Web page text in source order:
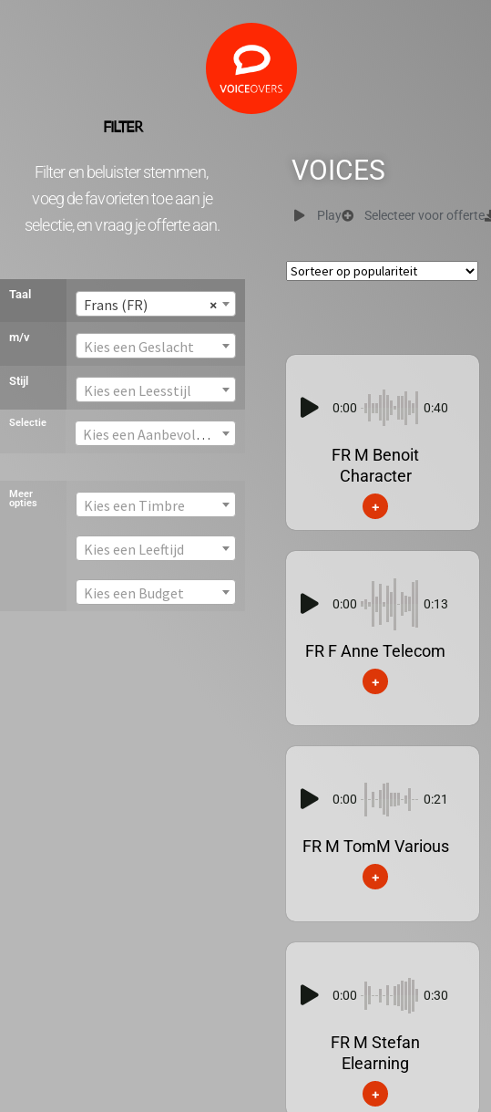
FILTER
Filter en beluister stemmen,
voeg de favorieten toe aan je
selectie, en vraag je offerte aan.
Taal
×
Frans (FR)
m/v
Kies een Geslacht
Stijl
Kies een Leesstijl
Selectie
Kies een Aanbevolen stem
Meer
opties Kies een Timbre
Kies een Leeftijd
Kies een Budget
VOICES
Play Selecteer voor offerte
0:00 0:40
FR M Benoit
Character
+
0:00 0:13
FR F Anne Telecom
+
0:00 0:21
FR M TomM Various
+
0:00 0:30
FR M Stefan
Elearning
+